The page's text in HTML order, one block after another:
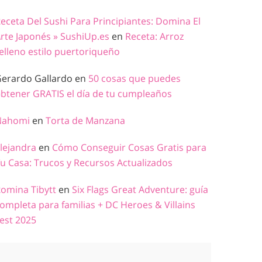
Del Sushi Para Principiantes: Domina El
Japonés » SushiUp.es en Receta: Arroz
estilo puertoriqueño
Gallardo en 50 cosas que puedes
GRATIS el día de tu cumpleaños
en Torta de Manzana
en Cómo Conseguir Cosas Gratis para
Casa: Trucos y Recursos Actualizados
Tibytt en Six Flags Great Adventure: guía
para familias + DC Heroes & Villains
2025